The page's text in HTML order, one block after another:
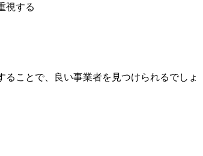
視する
ことで、良い事業者を見つけられるでしょ